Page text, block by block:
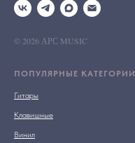
© 2026 АРС MUSIC
ПОПУЛЯРНЫЕ КАТЕГОРИИ
Гитары
Клавишные
Винил